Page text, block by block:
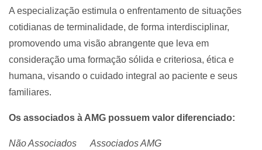
A especialização estimula o enfrentamento de situações
cotidianas de terminalidade, de forma interdisciplinar,
promovendo uma visão abrangente que leva em
consideração uma formação sólida e criteriosa, ética e
humana, visando o cuidado integral ao paciente e seus
familiares.
Os associados à AMG possuem valor diferenciado:
Não Associados Associados AMG